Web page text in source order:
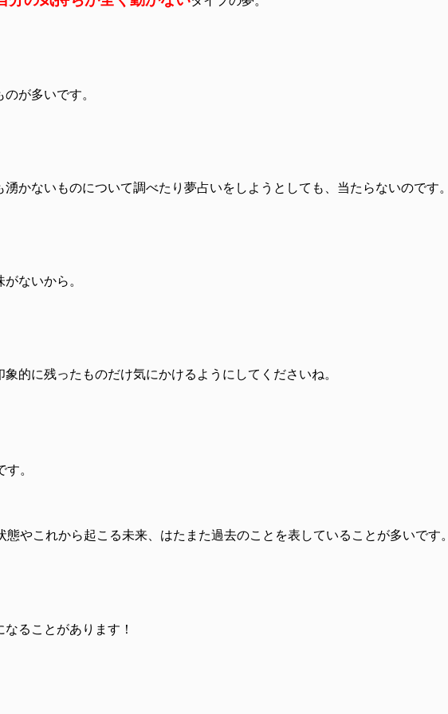
が多いです。
かないものについて調べたり夢占いをしようとしても、当たらないのです。
ないから。
的に残ったものだけ気にかけるようにしてくださいね。
す。
態やこれから起こる未来、はたまた過去のことを表していることが多いです。
ることがあります！